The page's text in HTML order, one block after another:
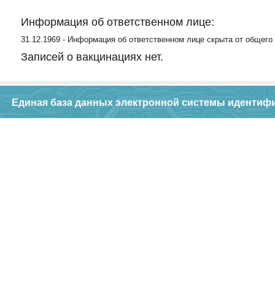
Информация об ответственном лице:
31.12.1969 - Информация об ответственном лице скрыта от общего
Записей о вакцинациях нет.
Единая база данных электронной системы